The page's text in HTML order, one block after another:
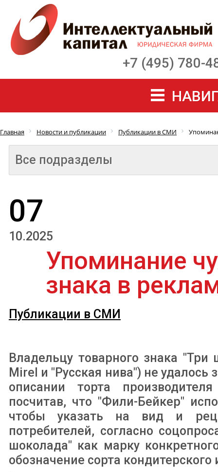
+7 (495) 780-
Главная Новости и публикации Публикации в СМИ
07
10.2025
Упоминание
знака в
Публикации в СМИ
Владельцу товарного знака
Mirel и "Русская нива") не удалось
описании торта
посчитав, что "Фили-Бейкер"
чтобы указать на вид и
потребителей, согласно
шоколада" как марку
обозначение сорта
Все подразделы